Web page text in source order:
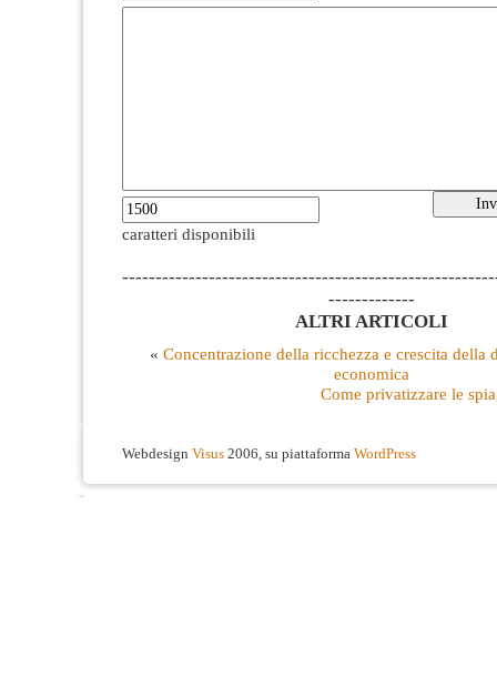
caratteri disponibili
-------------
ALTRI ARTICOLI
« Concentrazione della ricchezza e crescita della
economica
Come privatizzare le
Webdesign Visus 2006, su piattaforma WordPress